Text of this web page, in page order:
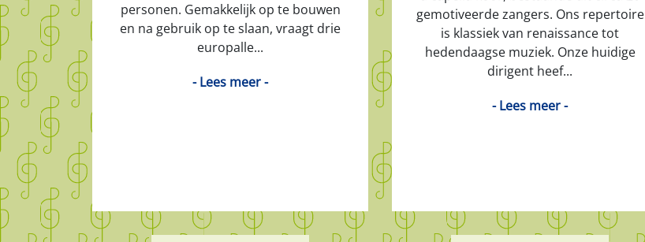
personen. Gemakkelijk op te bouwen
en na gebruik op te slaan, vraagt drie
europalle...
- Lees meer -
gemotiveerde zangers. Ons repertoire
is klassiek van renaissance tot
hedendaagse muziek. Onze huidige
dirigent heef...
- Lees meer -